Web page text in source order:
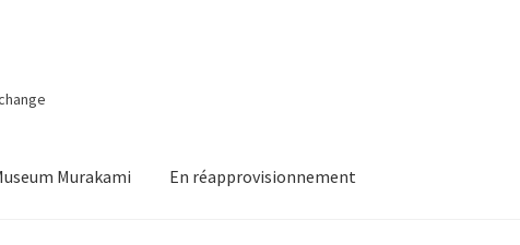
Murakami En réapprovisionnement